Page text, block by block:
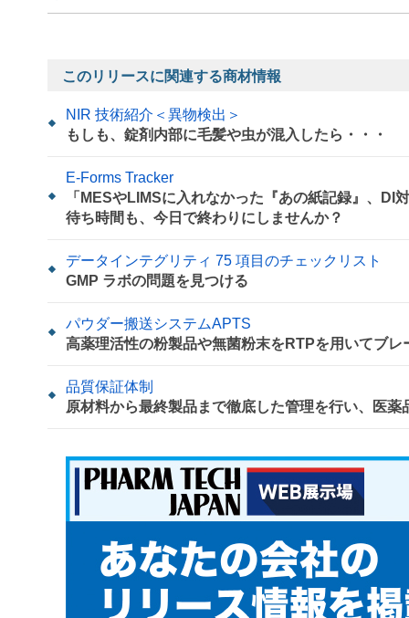
このリリースに関連する商材情報
NIR 技術紹介＜異物検出＞
もしも、錠剤内部に毛髪や虫が混入したら・・・
E-Forms Tracker
「MESやLIMSに入れなかった『あの紙記録』、
待ち時間も、今日で終わりにしませんか？
データインテグリティ 75 項目のチェックリスト
GMP ラボの問題を見つける
パウダー搬送システムAPTS
高薬理活性の粉製品や無菌粉末をRTPを用いてブ
品質保証体制
原材料から最終製品まで徹底した管理を行い、医薬